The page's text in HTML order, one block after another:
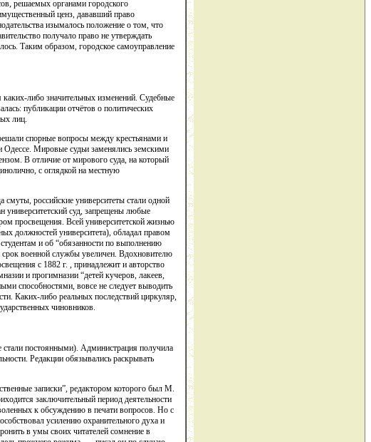
решаемых органами городского
ценз, дававший право
изымалось положение о том, что
получало право не утверждать
Таким образом, городское самоуправление
либо значительных изменений. Судебные
публикации отчётов о политических
лиц.
спорные вопросы между крестьянами и
Мировые судьи заменялись земскими
В отличие от мирового суда, на который
с оглядкой на местную
смуты, российские университеты стали одной
университетский суд, запрещены любые
просвещения. Всей университетской жизнью
должностей университета), обладал правом
и об “обязанности по выполнению
военной службы увеличен. Вдохновителю
с 1882 г. , принадлежит и авторство
и прогимназии “детей кучеров, лакеев,
способностями, вовсе не следует выводить
Каких-либо реальных последствий циркуляр,
чиновников.
стали постоянными). Администрация получила
Редакции обязывались раскрывать
записки”, редактором которого был М.
заключительный период деятельности
к обсуждению в печати вопросов. Но с
усилению охранительного духа и
в умы своих читателей сомнение в